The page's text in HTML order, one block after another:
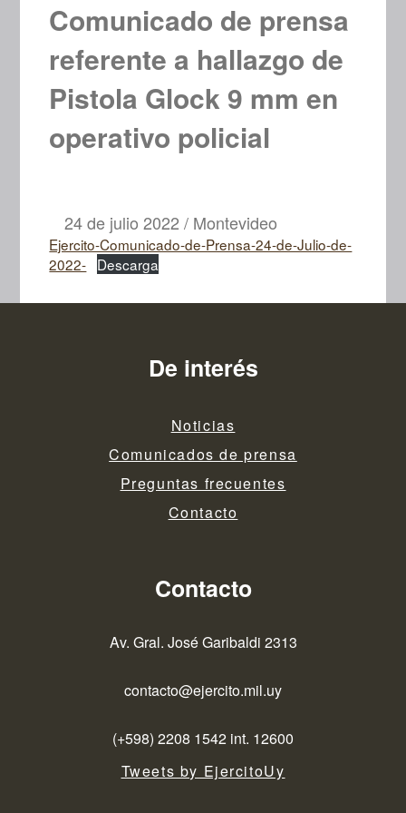
Comunicado de prensa
referente a hallazgo de
Pistola Glock 9 mm en
operativo policial
24 de julio 2022 / Montevideo
Ejercito-Comunicado-de-Prensa-24-de-Julio-de-
2022- Descarga
De interés
Noticias
Comunicados de prensa
Preguntas frecuentes
Contacto
Contacto
Av. Gral. José Garibaldi 2313
contacto@ejercito.mil.uy
(+598) 2208 1542 int. 12600
Tweets by EjercitoUy